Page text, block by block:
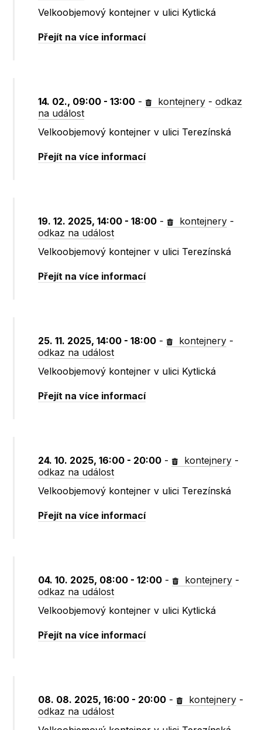
Velkoobjemový kontejner v ulici Kytlická
Přejít na více informací
14. 02., 09:00 - 13:00 - kontejnery -odkaz
na událost
Velkoobjemový kontejner v ulici Terezínská
Přejít na více informací
19. 12. 2025, 14:00 - 18:00 - kontejnery -
odkaz na událost
Velkoobjemový kontejner v ulici Terezínská
Přejít na více informací
25. 11. 2025, 14:00 - 18:00 - kontejnery -
odkaz na událost
Velkoobjemový kontejner v ulici Kytlická
Přejít na více informací
24. 10. 2025, 16:00 - 20:00 - kontejnery -
odkaz na událost
Velkoobjemový kontejner v ulici Terezínská
Přejít na více informací
04. 10. 2025, 08:00 - 12:00 - kontejnery -
odkaz na událost
Velkoobjemový kontejner v ulici Kytlická
Přejít na více informací
08. 08. 2025, 16:00 - 20:00 - kontejnery -
odkaz na událost